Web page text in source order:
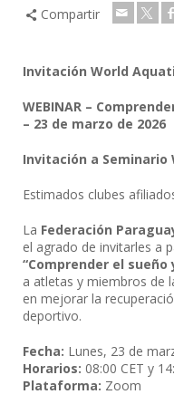
Compartir
Invitación World
WEBINAR –
– 23 de marzo de 2026
Invitación a Seminario
Estimados clubes
La Federación
el agrado de invitarles a
“Comprender el
a atletas y miembros de
en mejorar la
deportivo.
Fecha: Lunes, 23 de
Horarios: 08:00 CET y
Plataforma: Zoom